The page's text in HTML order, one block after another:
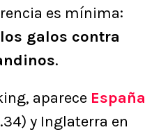
es mínima:
galos contra
.
aparece España
y Inglaterra en